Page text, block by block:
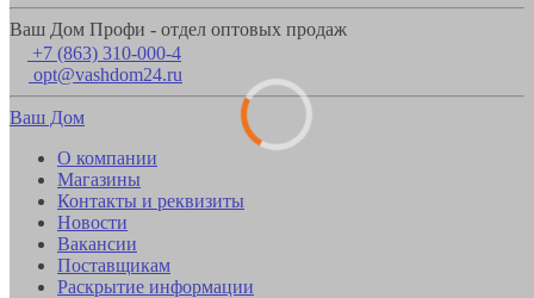
Ваш Дом Профи - отдел оптовых продаж
+7 (863) 310-000-4
opt@vashdom24.ru
Ваш Дом
О компании
Магазины
Контакты и реквизиты
Новости
Вакансии
Поставщикам
Раскрытие информации